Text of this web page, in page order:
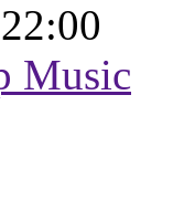
Music